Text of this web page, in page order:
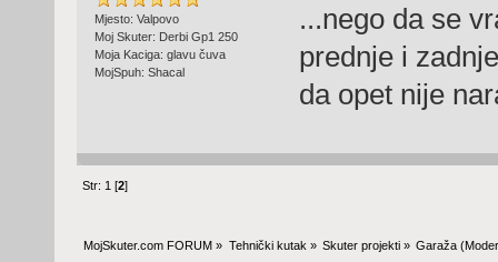
Mjesto: Valpovo
Moj Skuter: Derbi Gp1 250
Moja Kaciga: glavu čuva
MojSpuh: Shacal
...nego da se
prednje i
da opet nije
Str: 1 [2]
MojSkuter.com FORUM » Tehnički kutak » Skuter projekti» Garaža